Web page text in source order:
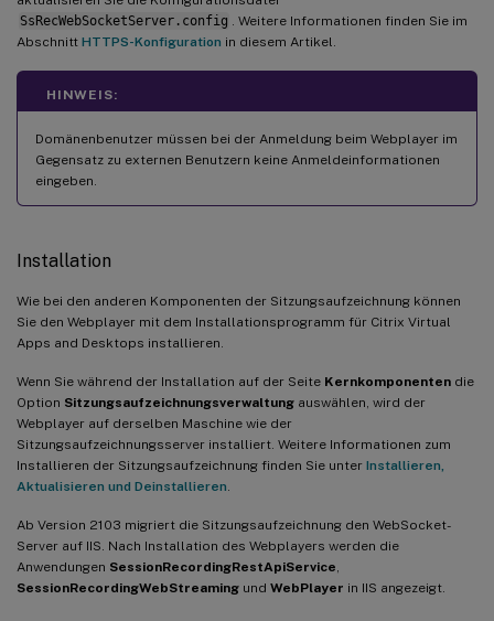
SsRecWebSocketServer.config
. Weitere Informationen finden Sie im
Abschnitt HTTPS-Konfiguration in diesem Artikel.
HINWEIS:
Domänenbenutzer müssen bei der Anmeldung beim Webplayer im
Gegensatz zu externen Benutzern keine Anmeldeinformationen
eingeben.
Installation
Wie bei den anderen Komponenten der Sitzungsaufzeichnung können
Sie den Webplayer mit dem Installationsprogramm für Citrix Virtual
Apps and Desktops installieren.
Wenn Sie während der Installation auf der Seite Kernkomponenten die
Option Sitzungsaufzeichnungsverwaltung auswählen, wird der
Webplayer auf derselben Maschine wie der
Sitzungsaufzeichnungsserver installiert. Weitere Informationen zum
Installieren der Sitzungsaufzeichnung finden Sie unter Installieren,
Aktualisieren und Deinstallieren
Ab Version 2103 migriert die Sitzungsaufzeichnung den WebSocket-
Server auf IIS. Nach Installation des Webplayers werden die
Anwendungen SessionRecordingRestApiService
SessionRecordingWebStreaming und WebPlayer in IIS angezeigt.